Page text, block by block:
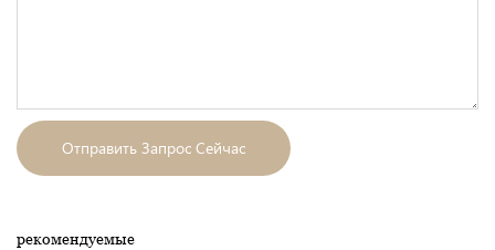
Отправить Запрос Сейчас
рекомендуемые